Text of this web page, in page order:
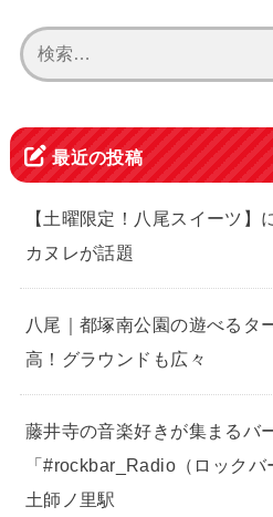
索:
最近の投稿
【土曜限定！八尾スイーツ】
カヌレが話題
八尾｜都塚南公園の遊べるタ
高！グラウンドも広々
藤井寺の音楽好きが集まるバ
「#rockbar_Radio（ロック
土師ノ里駅